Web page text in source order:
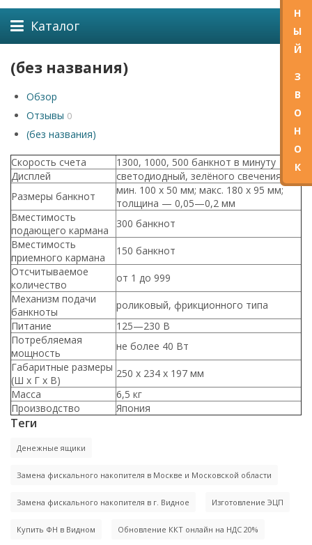
Каталог
(без названия)
Обзор
Отзывы 0
(без названия)
Скорость счета
1300, 1000, 500 банкнот в минуту
Дисплей
светодиодный, зелёного свечения
Размеры банкнот
мин. 100 x 50 мм; макс. 180 x 95 мм;
толщина — 0,05—0,2 мм
Вместимость
подающего кармана
300 банкнот
Вместимость
приемного кармана
150 банкнот
Отсчитываемое
количество
от 1 до 999
Механизм подачи
банкноты
роликовый, фрикционного типа
Питание
125—230 В
Потребляемая
мощность
не более 40 Вт
Габаритные размеры
(Ш x Г x В)
250 x 234 x 197 мм
Масса
6,5 кг
Производство
Япония
Теги
Денежные ящики
Замена фискального накопителя в Москве и Московской области
Замена фискального накопителя в г. Видное Изготовление ЭЦП
Купить ФН в Видном Обновление ККТ онлайн на НДС 20%
Н
Ы
Й
З
В
О
Н
О
К